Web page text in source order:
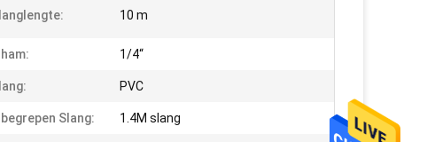
10 m
1/4“
PVC
Slang: 1.4M slang